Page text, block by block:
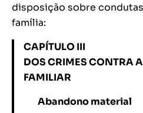
disposição sobre
família:
CAPÍTULO III
DOS CRIMES CONTRA
FAMILIAR
Abandono material